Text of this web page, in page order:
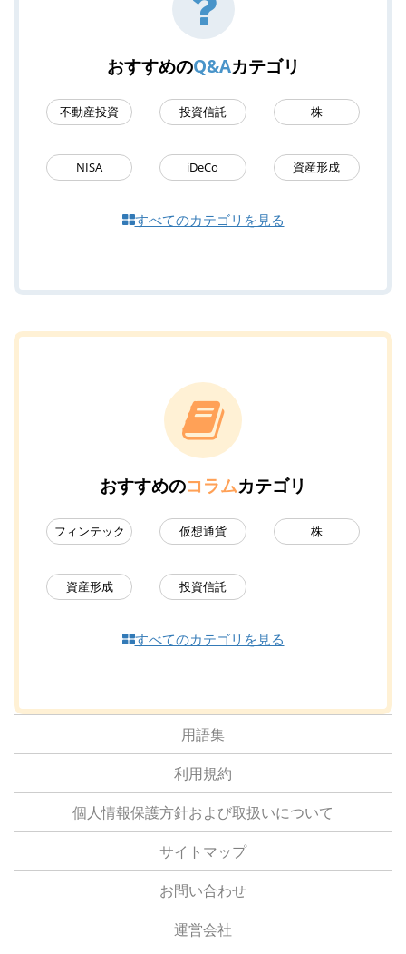
おすすめのQ&Aカテゴリ
不動産投資 投資信託 株
NISA iDeCo 資産形成
すべてのカテゴリを見る
おすすめのコラムカテゴリ
フィンテック 仮想通貨 株
資産形成 投資信託
すべてのカテゴリを見る
用語集
利用規約
個人情報保護方針および取扱いについて
サイトマップ
お問い合わせ
運営会社